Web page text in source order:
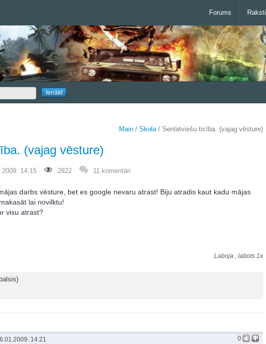
Forums Raksti
Main / Skola/ Senlatviešu ticība. (vajag vēsture)
(vajag vēsture)
14:15 2822 11 komentāri
darbs vēsture, bet es google nevaru atrast! Biju atradis kaut kadu mājas
lai novilktu!
visu atrast?
Laboja , labots 1x
0
14:21